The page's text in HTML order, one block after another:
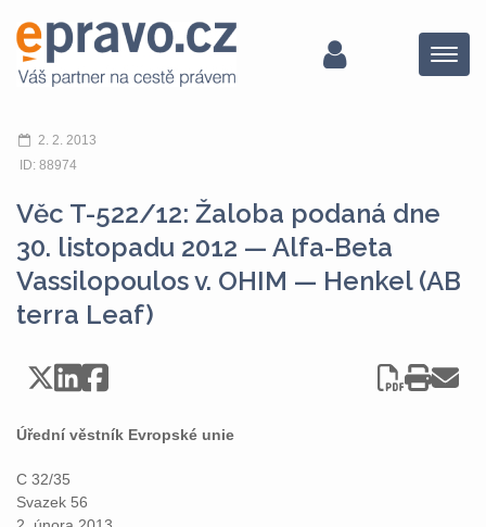
Menu
2. 2. 2013
ID: 88974
Věc T-522/12: Žaloba podaná dne
30. listopadu 2012 — Alfa-Beta
Vassilopoulos v. OHIM — Henkel (AB
terra Leaf)
Úřední věstník Evropské unie
C 32/35
Svazek 56